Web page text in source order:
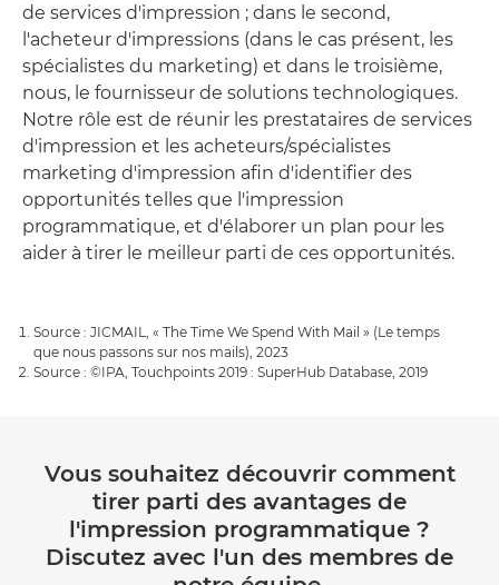
de services d'impression ; dans le second,
l'acheteur d'impressions (dans le cas présent, les
spécialistes du marketing) et dans le troisième,
nous, le fournisseur de solutions technologiques.
Notre rôle est de réunir les prestataires de services
d'impression et les acheteurs/spécialistes
marketing d'impression afin d'identifier des
opportunités telles que l'impression
programmatique, et d'élaborer un plan pour les
aider à tirer le meilleur parti de ces opportunités.
Source : JICMAIL, « The Time We Spend With Mail » (Le temps
que nous passons sur nos mails), 2023
Source : ©IPA, Touchpoints 2019 : SuperHub Database, 2019
Vous souhaitez découvrir comment
tirer parti des avantages de
l'impression programmatique ?
Discutez avec l'un des membres de